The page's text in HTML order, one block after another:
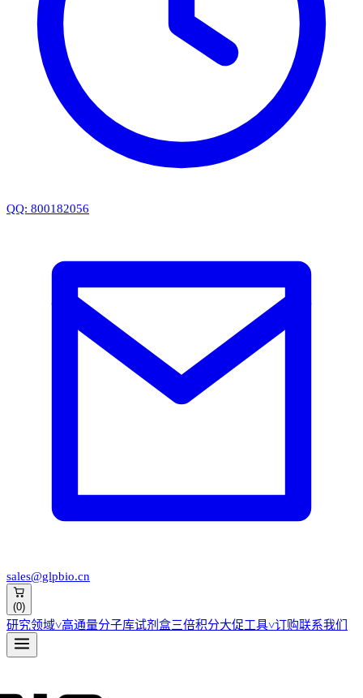
QQ: 800182056
sales@glpbio.cn
(0)
研究领域˅高通量分子库试剂盒三倍积分大促工具˅订购联系我们